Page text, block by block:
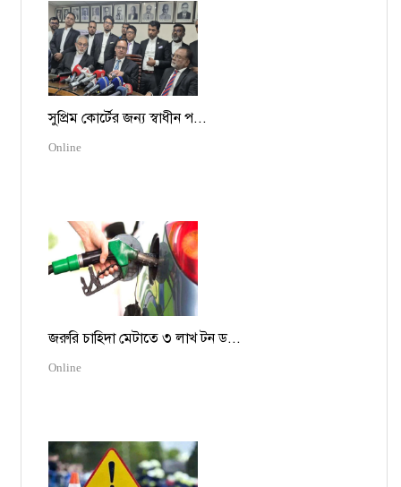
সুপ্রিম কোর্টের জন্য স্বাধীন প...
Online
জরুরি চাহিদা মেটাতে ৩ লাখ টন ড...
Online